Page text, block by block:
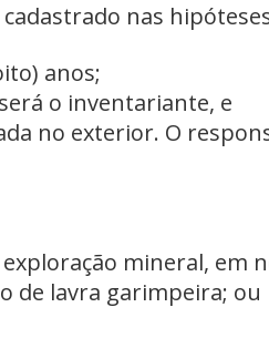
nas
anos;
o inventariante, e
no exterior. O
mineral, em
de lavra garimpeira; ou